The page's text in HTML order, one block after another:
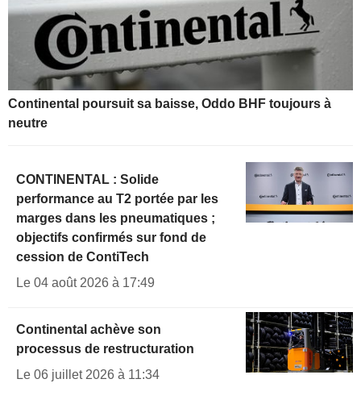
Continental poursuit sa baisse, Oddo BHF toujours à
neutre
CONTINENTAL : Solide
performance au T2 portée par les
marges dans les pneumatiques ;
objectifs confirmés sur fond de
cession de ContiTech
Le 04 août 2026 à 17:49
Continental achève son
processus de restructuration
Le 06 juillet 2026 à 11:34